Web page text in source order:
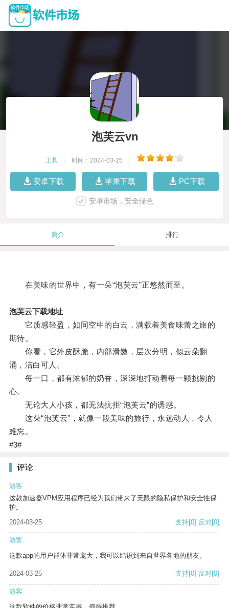
泡芙云vn
工具 时间：2024-03-25
安卓下载 苹果下载 PC下载
安卓市场，安全绿色
简介 排行
在美味的世界中，有一朵“泡芙云”正悠然而至。
泡芙云下载地址
它质感轻盈，如同空中的白云，满载着美食味蕾之旅的
期待。
你看，它外皮酥脆，内部滑嫩，层次分明，似云朵翻
涌，洁白可人。
每一口，都有浓郁的奶香，深深地打动着每一颗挑剔的
心。
无论大人小孩，都无法抗拒“泡芙云”的诱惑。
这朵“泡芙云”，就像一段美味的旅行，永远动人，令人
难忘。
#3#
评论
游客
这款加速器VPM应用程序已经为我们带来了无限的隐私保护和安全性保
护。
2024-03-25
支持[0] 反对[0]
游客
这款app的用户群体非常庞大，我可以结识到来自世界各地的朋友。
2024-03-25 支持[0] 反对[0]
游客